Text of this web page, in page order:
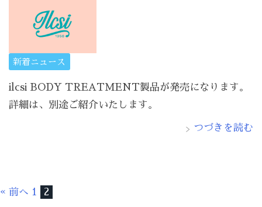
新着ニュース
ilcsi BODY TREATMENT製品が発売になります。
詳細は、別途ご紹介いたします。
つづきを読む
« 前へ 1 2